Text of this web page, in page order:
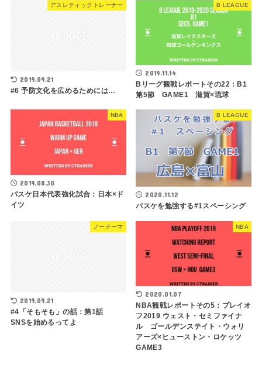
アスレティックトレーナー
2019.09.21
#6 予防文化を広めるためには…
B LEAGUE
2019.11.14
Bリーグ観戦レポートその22：B1
第5節 GAME1 滋賀×琉球
NBA
2019.08.30
バスケ日本代表強化試合：日本×ド
イツ
B LEAGUE
2020.11.12
バスケを勉強する#1スペーシング
ノーテーマ
2019.09.21
#4「そもそも」の話：第1話
SNSを始めるってよ
NBA
2020.01.07
NBA観戦レポートその5：プレイオ
フ2019 ウェスト・セミファイナ
ル ゴールデンステイト・ウォリ
アーズ×ヒューストン・ロケッツ
GAME3